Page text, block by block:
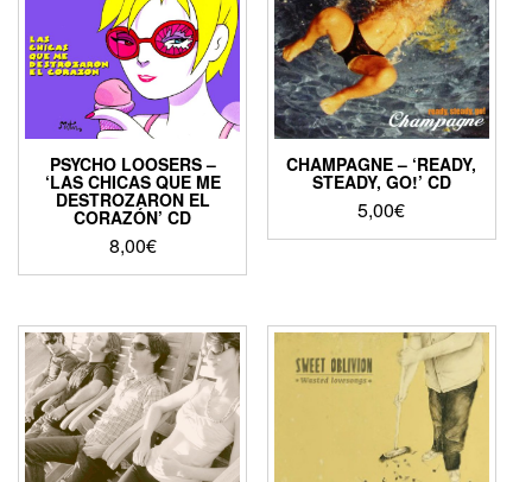
PSYCHO LOOSERS –
‘LAS CHICAS QUE ME
DESTROZARON EL
CORAZÓN’ CD
8,00€
CHAMPAGNE – ‘READY,
STEADY, GO!’ CD
5,00€